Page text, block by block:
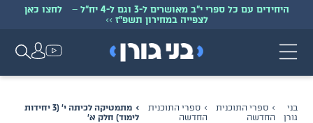
היחידים עם כל ספרי י״ב מאושרים ל-3 וגם ל-4 יח״ל –
לחצו כאן
לצפייה במחירון תשפ״ז >>
מתמטיקה לכיתה י׳ (3 יחידות
לימוד) חלק א׳
ספרי התוכנית
החדשה
ספרי התוכנית
החדשה
בני
גורן